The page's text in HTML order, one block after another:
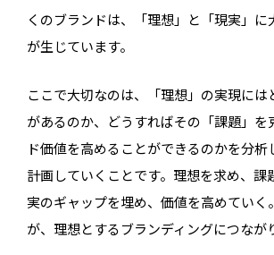
くのブランドは、「理想」と「現実」に
が生じています。
ここで大切なのは、「理想」の実現には
があるのか、どうすればその「課題」を
ド価値を高めることができるのかを分析
計画していくことです。理想を求め、課
実のギャップを埋め、価値を高めていく
が、理想とするブランディングにつなが